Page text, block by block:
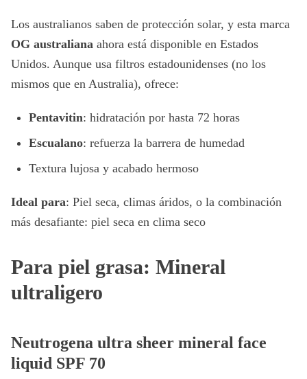
Los australianos saben de protección solar, y esta marca
OG australiana ahora está disponible en Estados
Unidos. Aunque usa filtros estadounidenses (no los
mismos que en Australia), ofrece:
Pentavitin: hidratación por hasta 72 horas
Escualano: refuerza la barrera de humedad
Textura lujosa y acabado hermoso
Ideal para: Piel seca, climas áridos, o la combinación
más desafiante: piel seca en clima seco
Para piel grasa: Mineral
ultraligero
Neutrogena ultra sheer mineral face
liquid SPF 70